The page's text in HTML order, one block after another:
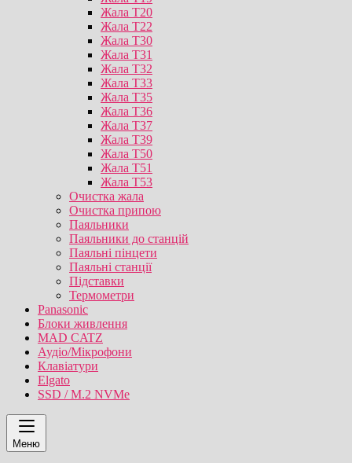
Жала T20
Жала T22
Жала T30
Жала T31
Жала T32
Жала T33
Жала T35
Жала T36
Жала T37
Жала T39
Жала T50
Жала T51
Жала T53
Очистка жала
Очистка припою
Паяльники
Паяльники до станцій
Паяльні пінцети
Паяльні станції
Підставки
Термометри
Panasonic
Блоки живлення
MAD CATZ
Аудіо/Мікрофони
Клавіатури
Elgato
SSD / M.2 NVMe
Меню